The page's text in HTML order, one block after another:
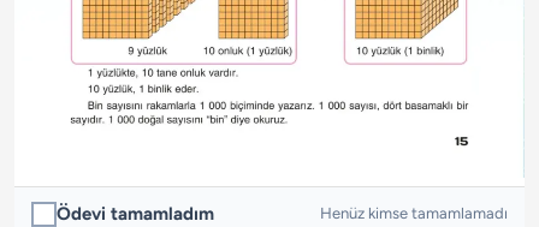
Ödevi tamamladım Henüz kimse tamamlamadı